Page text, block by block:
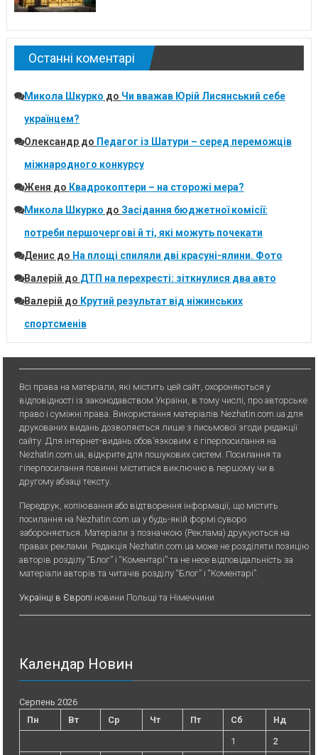
Останні коментарі
Микола Шкурко до Чи вважав Юрій Лисянський себе
українцем?
Олександрдо Педагог із Шатури – серед переможців
міжнародного конкурсу
Женя до Квадрокоптери – на сторожі мера?
Микола Шкурко до Засідання бюджетної комісії:
потреби першочергові й ті, які можуть почекати
Денисдо На площі спиляли дві красуні-ялини. Фото
Валерій до ДТП на перехресті: зіткнулися два авто
Валерій до Крутий результат від ніжинських
спортсменів
Всі права на матеріали, які містить цей сайт, охороняються у
відповідності із законодавством України, в тому числі, про авторське
право і суміжні права. Використання матерiалiв Nezhatin.com.ua для
друкованих видань дозволяється лише з письмової згоди редакції
сайту. Для iнтернет-видань обов’язковим є гiперпосилання на
Nezhatin.com.ua, відкрите для пошукових систем. Посилання та
гіперпосилання повинні міститися виключно в першому чи в
другому абзаці тексту.
Передрук, копiювання або вiдтворення iнформацiї, що мiстить
посилання на Nezhatin.com.ua у будь-якiй формi суворо
забороняється. Матеріали з позначкою (Реклама) друкуються на
правах реклами. Редакція Nezhatin.com.ua може не розділяти позицію
авторів розділу “Блог” і “Коментарі” та не несе відповідальність за
матеріали авторів та читачів розділу “Блог” і “Коментарі”.
Українці в Європі новини Польщі та Німеччини
Календар Новин
Серпень 2026
Пн
Вт Ср Чт Пт Сб
Нд
1
2